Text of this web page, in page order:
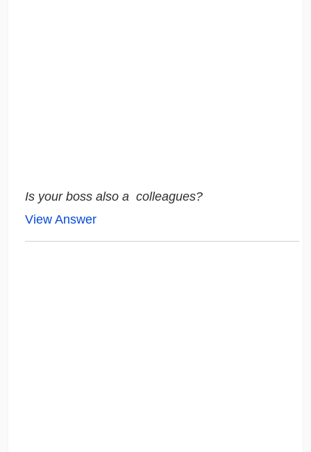
Is your boss also a colleagues?
View Answer